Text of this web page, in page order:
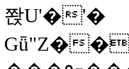
쫝U'�'�
Gǖ"Z�